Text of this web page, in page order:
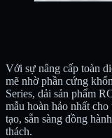
Với sự nâng cấp toàn
mẽ nhờ phần cứng
Series, dải sản phẩm
mẫu hoàn hảo nhất
tạo, sẵn sàng đồng
thách.